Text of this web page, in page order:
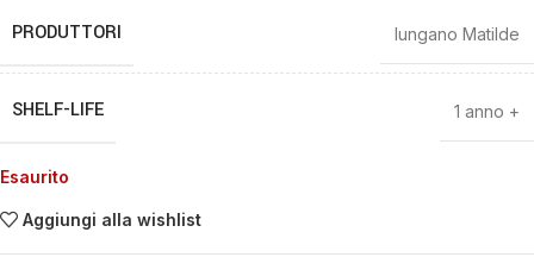
PRODUTTORI Iungano Matilde
SHELF-LIFE 1 anno +
Esaurito
Aggiungi alla wishlist